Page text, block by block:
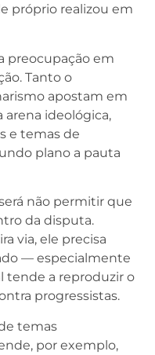
próprio realizou em
preocupação em
Tanto o
apostam em
arena ideológica,
e temas de
plano a pauta
não permitir que
da disputa.
via, ele precisa
— especialmente
tende a reproduzir o
progressistas.
temas
por exemplo,